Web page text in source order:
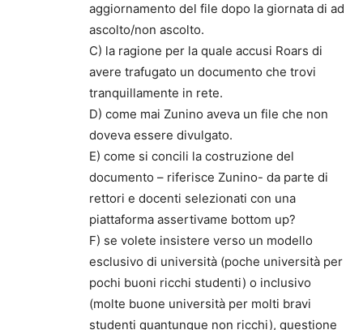
aggiornamento del file dopo la giornata di ad
ascolto/non ascolto.
C) la ragione per la quale accusi Roars di
avere trafugato un documento che trovi
tranquillamente in rete.
D) come mai Zunino aveva un file che non
doveva essere divulgato.
E) come si concili la costruzione del
documento – riferisce Zunino- da parte di
rettori e docenti selezionati con una
piattaforma assertivame bottom up?
F) se volete insistere verso un modello
esclusivo di università (poche università per
pochi buoni ricchi studenti) o inclusivo
(molte buone università per molti bravi
studenti quantunque non ricchi), questione